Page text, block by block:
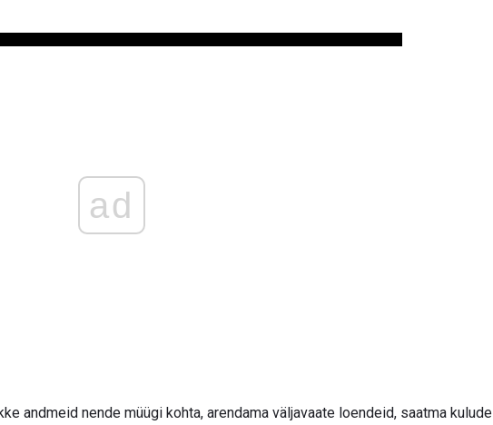
ad
andmeid nende müügi kohta, arendama väljavaate loendeid, saatma kulude